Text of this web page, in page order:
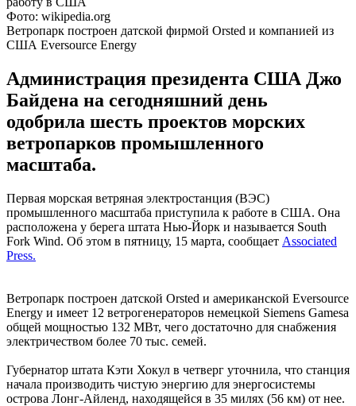
Фото: wikipedia.org
Ветропарк построен датской фирмой Orsted и компанией из
США Eversource Energy
Администрация президента США Джо
Байдена на сегодняшний день
одобрила шесть проектов морских
ветропарков промышленного
масштаба.
Первая морская ветряная электростанция (ВЭС)
промышленного масштаба приступила к работе в США. Она
расположена у берега штата Нью-Йорк и называется South
Fork Wind. Об этом в пятницу, 15 марта, сообщает Associated
Press.
Ветропарк построен датской Orsted и американской Eversource
Energy и имеет 12 ветрогенераторов немецкой Siemens Gamesa
общей мощностью 132 МВт, чего достаточно для снабжения
электричеством более 70 тыс. семей.
Губернатор штата Кэти Хокул в четверг уточнила, что станция
начала производить чистую энергию для энергосистемы
острова Лонг-Айленд, находящейся в 35 милях (56 км) от нее.